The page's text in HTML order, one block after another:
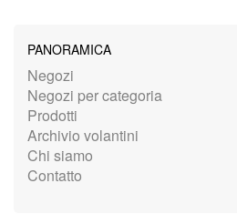
PANORAMICA
Negozi
Negozi per categoria
Prodotti
Archivio volantini
Chi siamo
Contatto